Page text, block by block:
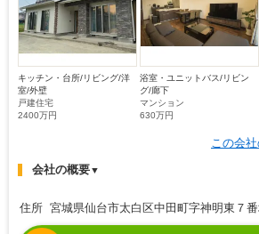
キッチン・台所/リビング/洋
室/外壁
戸建住宅
2400万円
浴室・ユニットバス/リビン
グ/廊下
マンション
630万円
この会
会社の概要▼
住所 宮城県仙台市太白区中田町字神明東７